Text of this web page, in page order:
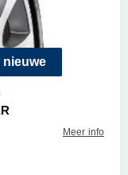
nieuwe
Meer info